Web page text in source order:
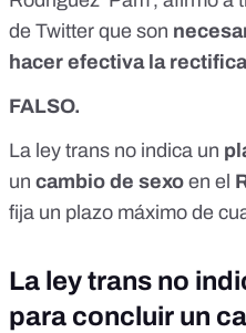
de Twitter que son
hacer efectiva la
FALSO.
La ley trans no indica un
un cambio de sexo en el
fija un plazo máximo de
La ley trans no
para concluir un